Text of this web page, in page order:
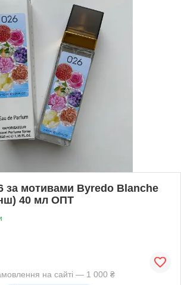
мотивами Byredo Blanche
40 мл ОПТ
на сайті — 1 000 ₴